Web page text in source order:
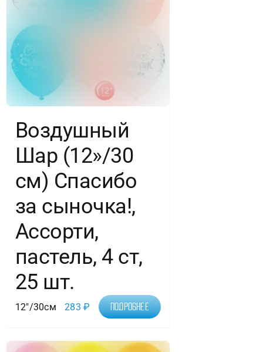
Воздушный
Шар (12»/30
см) Спасибо
за сыночка!,
Ассорти,
пастель, 4 ст,
25 шт.
12"/30см 283₽ Подробнее